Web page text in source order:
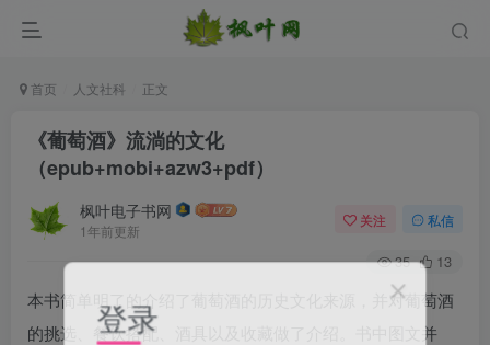
首页 人文社科 正文
《葡萄酒》流淌的文化
（epub+mobi+azw3+pdf）
枫叶电子书网
1年前更新
关注 私信
35 13
本书简单明了的介绍了葡萄酒的历史文化来源，并对葡萄酒
的挑选、餐饮搭配、酒具以及收藏做了介绍。书中图文并
登录